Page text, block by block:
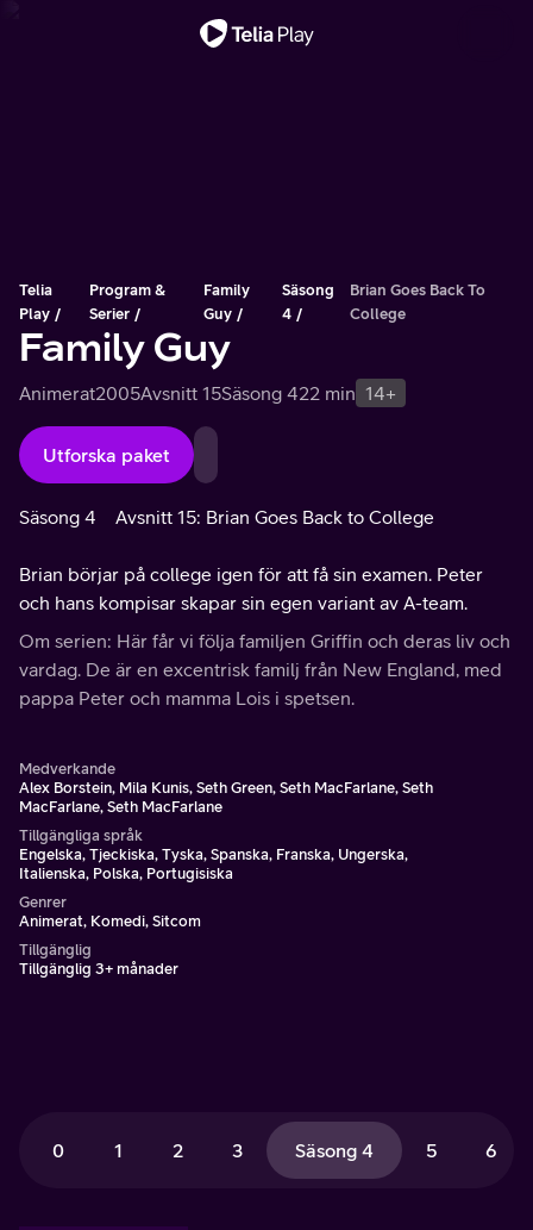
Telia
Play
Program &
Serier
Family
Guy
Säsong
4
Brian Goes Back To
College
Family Guy
Animerat2005Avsnitt 15Säsong 422 min 14+
Utforska paket
Säsong 4 Avsnitt 15: Brian Goes Back to College
Brian börjar på college igen för att få sin examen. Peter
och hans kompisar skapar sin egen variant av A-team.
Om serien: Här får vi följa familjen Griffin och deras liv och
vardag. De är en excentrisk familj från New England, med
pappa Peter och mamma Lois i spetsen.
Medverkande
Alex Borstein, Mila Kunis, Seth Green, Seth MacFarlane, Seth
MacFarlane, Seth MacFarlane
Tillgängliga språk
Engelska, Tjeckiska, Tyska, Spanska, Franska, Ungerska,
Italienska, Polska, Portugisiska
Genrer
Animerat, Komedi, Sitcom
Tillgänglig
Tillgänglig 3+ månader
0 1 2 3 Säsong 4 5 6